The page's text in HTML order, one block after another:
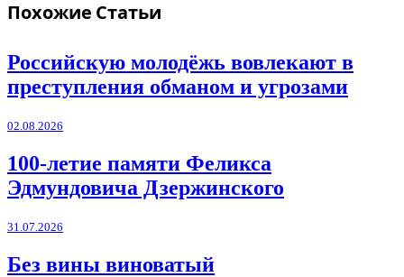
Похожие Статьи
Российскую молодёжь вовлекают в
преступления обманом и угрозами
02.08.2026
100-летие памяти Феликса
Эдмундовича Дзержинского
31.07.2026
Без вины виноватый